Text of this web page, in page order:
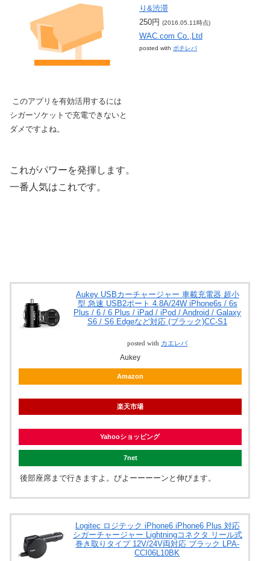
り&渋滞
250円 (2016.05.11時点)
WAC.com Co.,Ltd
posted with ポチレバ
このアプリを有効活用するには
シガーソケットで充電できないと
ダメですよね。
これがパワーを発揮します。
一番人気はこれです。
Aukey USBカーチャージャー 車載充電器 超小
型 急速 USB2ポート 4.8A/24W iPhone6s / 6s
Plus / 6 / 6 Plus / iPad / iPod / Android / Galaxy
S6 / S6 Edgeなど対応 (ブラック)CC-S1
posted with カエレバ
Aukey
Amazon
楽天市場
Yahooショッピング
7net
後部座席まで行きますよ。びよーーーーンと伸びます。
Logitec ロジテック iPhone6 iPhone6 Plus 対応
シガーチャージャー Lightningコネクタ リール式
巻き取りタイプ 12V/24V両対応 ブラック LPA-
CCI06L10BK